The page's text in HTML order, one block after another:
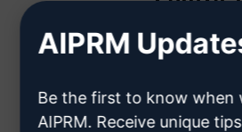
Clicca qui per
creare un account
AIPRM
Be the first to know when
AIPRM. Receive unique